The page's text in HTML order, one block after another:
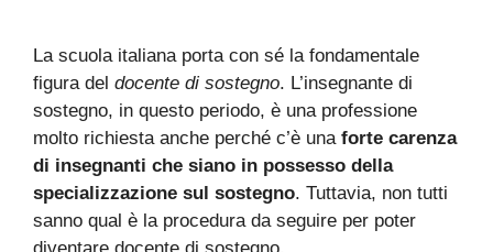
La scuola italiana porta con sé la fondamentale
figura del docente di sostegno. L’insegnante di
sostegno, in questo periodo, è una professione
molto richiesta anche perché c’è unaforte carenza
di insegnanti che siano in possesso della
specializzazione sul sostegno. Tuttavia, non tutti
sanno qual è la procedura da seguire per poter